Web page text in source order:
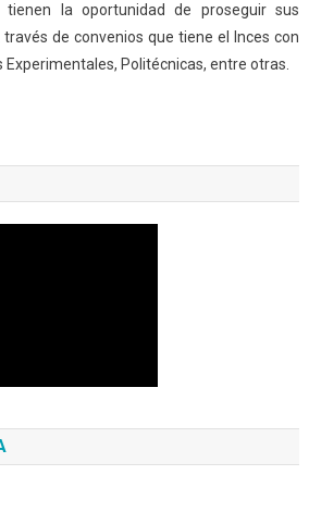
la oportunidad de proseguir sus
de convenios que tiene el Inces con
Politécnicas, entre otras.